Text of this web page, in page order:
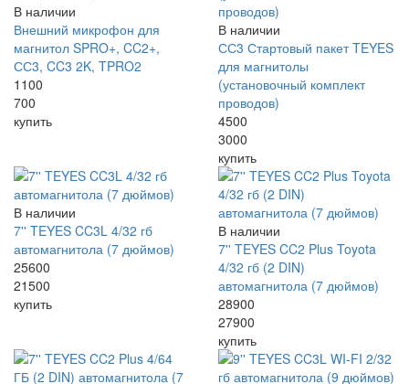
В наличии
Внешний микрофон для
магнитол SPRO+, CC2+,
СС3, CC3 2K, TPRO2
1100
700
купить
В наличии
СС3 Стартовый пакет TEYES
для магнитолы
(установочный комплект
проводов)
4500
3000
купить
В наличии
7'' TEYES CC3L 4/32 гб
автомагнитола (7 дюймов)
25600
21500
купить
В наличии
7'' TEYES CC2 Plus Toyota
4/32 гб (2 DIN)
автомагнитола (7 дюймов)
28900
27900
купить